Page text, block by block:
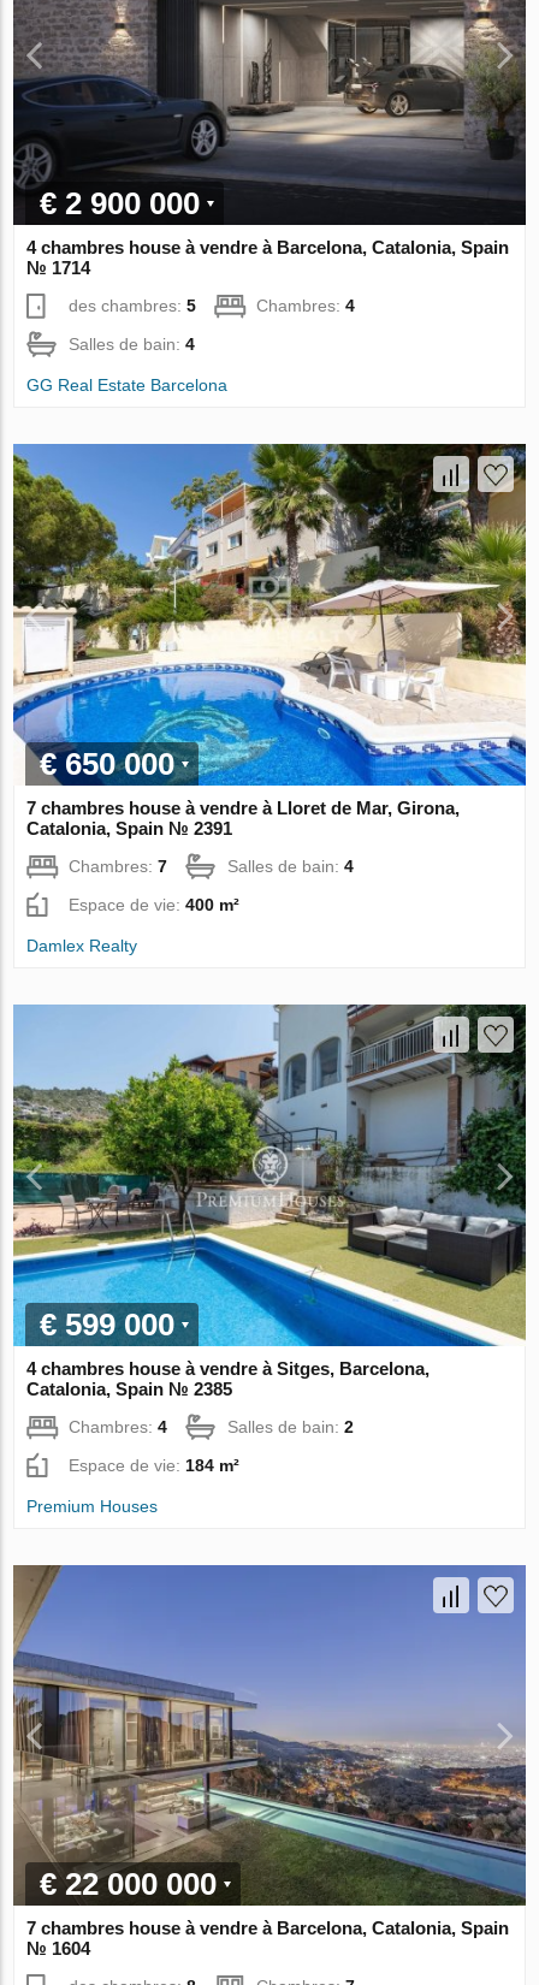
€ 2 900 000
4 chambres house à vendre à Barcelona, Catalonia, Spain
№ 1714
des chambres:5 Chambres:4
Salles de bain:4
GG Real Estate Barcelona
€ 650 000
7 chambres house à vendre à Lloret de Mar, Girona,
Catalonia, Spain № 2391
Chambres:7 Salles de bain:4
Espace de vie:400 m²
Damlex Realty
€ 599 000
4 chambres house à vendre à Sitges, Barcelona,
Catalonia, Spain № 2385
Chambres:4 Salles de bain:2
Espace de vie: 184 m²
Premium Houses
€ 22 000 000
7 chambres house à vendre à Barcelona, Catalonia, Spain
№ 1604